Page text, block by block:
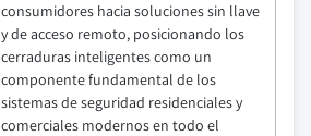
consumidores hacia soluciones sin llave
y de acceso remoto, posicionando los
cerraduras inteligentes como un
componente fundamental de los
sistemas de seguridad residenciales y
comerciales modernos en todo el